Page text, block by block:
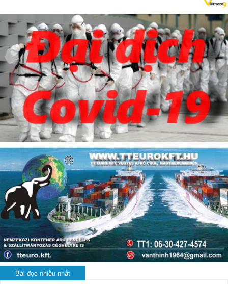
Bài đọc nhiều nhất